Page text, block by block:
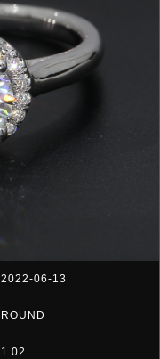
2022-06-13
ROUND
1.02